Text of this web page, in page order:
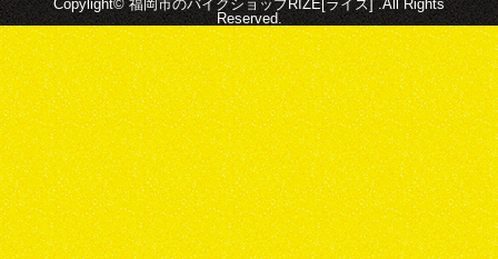
Copylight© 福岡市のバイクショップRIZE[ライズ] .All Rights
Reserved.